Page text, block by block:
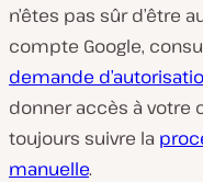
n’êtes pas sûr d’être
compte Google,
demande
donner accès à votre
toujours suivre la
manuelle.